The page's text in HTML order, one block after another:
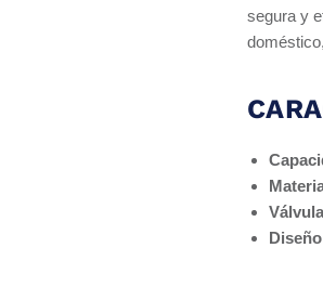
segura y